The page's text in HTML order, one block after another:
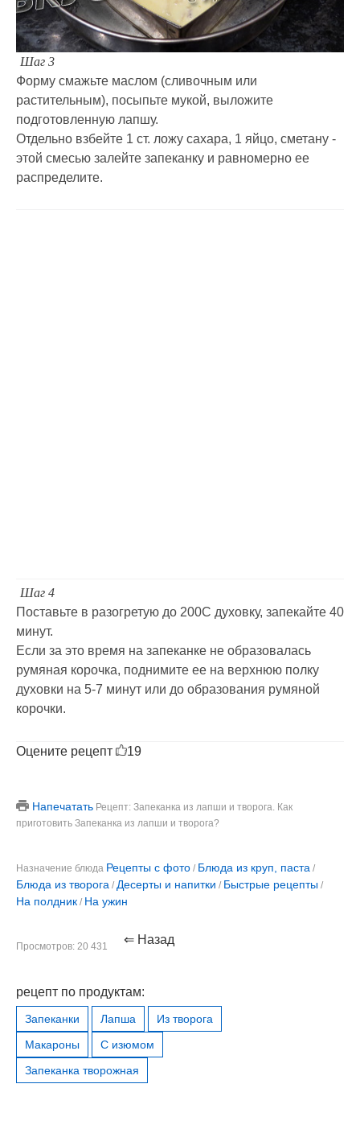
Шаг 3
Форму смажьте маслом (сливочным или
растительным), посыпьте мукой, выложите
подготовленную лапшу.
Отдельно взбейте 1 ст. ложу сахара, 1 яйцо, сметану -
этой смесью залейте запеканку и равномерно ее
распределите.
Шаг 4
Поставьте в разогретую до 200С духовку, запекайте 40
минут.
Если за это время на запеканке не образовалась
румяная корочка, поднимите ее на верхнюю полку
духовки на 5-7 минут или до образования румяной
корочки.
Оцените рецепт 19
Напечатать Рецепт: Запеканка из лапши и творога. Как
приготовить Запеканка из лапши и творога?
Назначение блюда Рецепты с фото / Блюда из круп, паста /
Блюда из творога / Десерты и напитки / Быстрые рецепты /
На полдник / На ужин
Просмотров: 20 431 ⇐ Назад
рецепт по продуктам:
Запеканки Лапша
Из творога
Макароны
С изюмом
Запеканка творожная